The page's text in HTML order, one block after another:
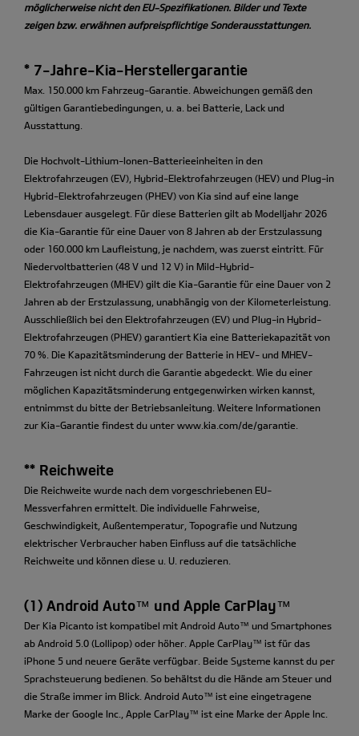
möglicherweise nicht den EU-Spezifikationen. Bilder und Texte
zeigen bzw. erwähnen aufpreispflichtige Sonderausstattungen.
* 7-Jahre-Kia-Herstellergarantie
Max. 150.000 km Fahrzeug-Garantie. Abweichungen gemäß den
gültigen Garantiebedingungen, u. a. bei Batterie, Lack und
Ausstattung.
Die Hochvolt-Lithium-Ionen-Batterieeinheiten in den
Elektrofahrzeugen (EV), Hybrid-Elektrofahrzeugen (HEV) und Plug-in
Hybrid-Elektrofahrzeugen (PHEV) von Kia sind auf eine lange
Lebensdauer ausgelegt. Für diese Batterien gilt ab Modelljahr 2026
die Kia-Garantie für eine Dauer von 8 Jahren ab der Erstzulassung
oder 160.000 km Laufleistung, je nachdem, was zuerst eintritt. Für
Niedervoltbatterien (48 V und 12 V) in Mild-Hybrid-
Elektrofahrzeugen (MHEV) gilt die Kia-Garantie für eine Dauer von 2
Jahren ab der Erstzulassung, unabhängig von der Kilometerleistung.
Ausschließlich bei den Elektrofahrzeugen (EV) und Plug-in Hybrid-
Elektrofahrzeugen (PHEV) garantiert Kia eine Batteriekapazität von
70 %. Die Kapazitätsminderung der Batterie in HEV- und MHEV-
Fahrzeugen ist nicht durch die Garantie abgedeckt. Wie du einer
möglichen Kapazitätsminderung entgegenwirken wirken kannst,
entnimmst du bitte der Betriebsanleitung. Weitere Informationen
zur Kia-Garantie findest du unter www.kia.com/de/garantie.
** Reichweite
Die Reichweite wurde nach dem vorgeschriebenen EU-
Messverfahren ermittelt. Die individuelle Fahrweise,
Geschwindigkeit, Außentemperatur, Topografie und Nutzung
elektrischer Verbraucher haben Einfluss auf die tatsächliche
Reichweite und können diese u. U. reduzieren.
(1) Android Auto™ und Apple CarPlay™
Der Kia Picanto ist kompatibel mit Android Auto™ und Smartphones
ab Android 5.0 (Lollipop) oder höher. Apple CarPlay™ ist für das
iPhone 5 und neuere Geräte verfügbar. Beide Systeme kannst du per
Sprachsteuerung bedienen. So behältst du die Hände am Steuer und
die Straße immer im Blick. Android Auto™ ist eine eingetragene
Marke der Google Inc., Apple CarPlay™ ist eine Marke der Apple Inc.